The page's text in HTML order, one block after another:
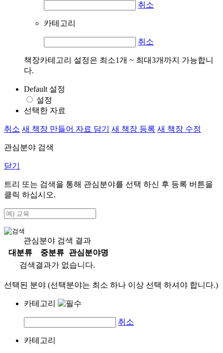
취소
카테고리
취소
책장카테고리 설정은 최소1개 ~ 최대3개까지 가능합니
다.
Default 설정
설정
선택한 자료
취소 새 책장 만들어 자료 담기 새 책장 등록 새 책장 수정
관심분야 검색
닫기
트리 또는 검색을 통해 관심분야를 선택 하신 후 등록 버튼을
클릭 하십시오.
관심분야 검색 결과
대분류
중분류
관심분야명
검색결과가 없습니다.
선택된 분야 (선택분야는 최소 하나 이상 선택 하셔야 합니다.)
카테고리
취소
카테고리